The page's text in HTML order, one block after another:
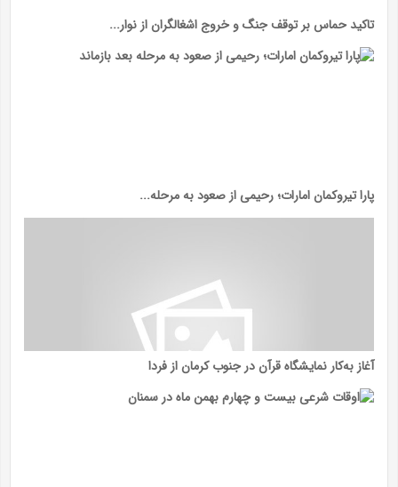
تاکید حماس بر توقف جنگ و خروج اشغالگران از نوار...
پارا تیروکمان امارات؛ رحیمی از صعود به مرحله...
آغاز به‌کار نمایشگاه قرآن در جنوب کرمان از فردا